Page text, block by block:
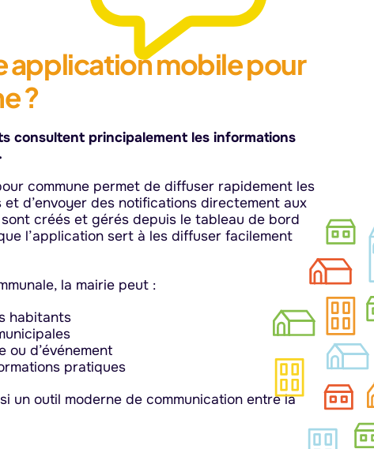
application mobile pour
?
consultent principalement les informations
commune permet de diffuser rapidement les
et d’envoyer des notifications directement aux
créés et gérés depuis le tableau de bord
l’application sert à les diffuser facilement
la mairie peut :
habitants
ou d’événement
pratiques
un outil moderne de communication entre la